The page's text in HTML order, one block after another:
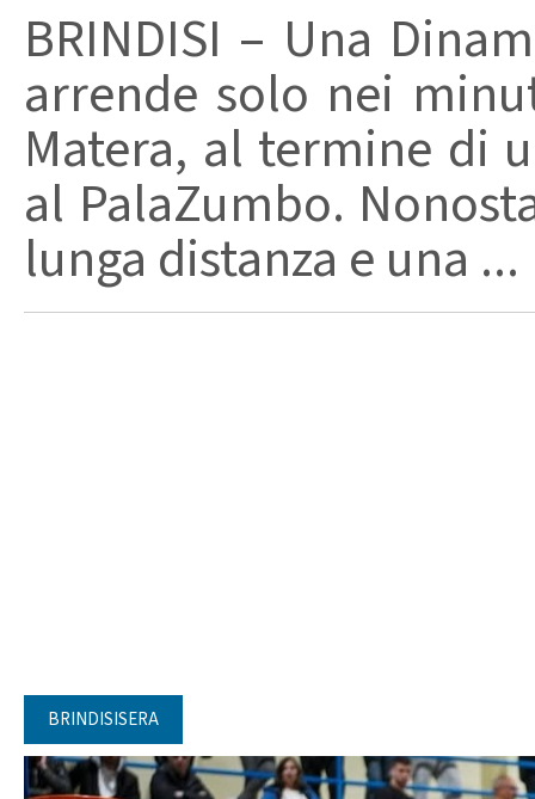
BRINDISI – Una
arrende solo nei
Matera, al termine di
al PalaZumbo.
lunga distanza e una ...
BRINDISISERA